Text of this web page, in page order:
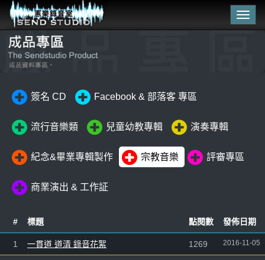
簽名 CD Facebook & 部落客 專區
流行音樂類 兒童幼教專輯 演奏專輯
紀念&畢業專輯製作 宗教音樂 評審專區
商業演出 & 工作証
# 標題 點閱數 發佈日期
1 一貫道 道清 錄音花絮 1269 2016-11-05